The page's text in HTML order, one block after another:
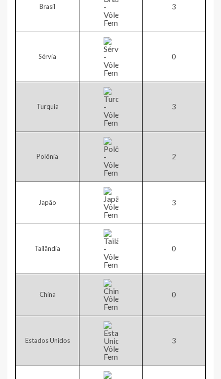
Brasil ​3
Sérvia 0​
Turquia 3​
Polônia 2​
Japão ​3
Tailândia 0​
China 0​
Estados Unidos ​3